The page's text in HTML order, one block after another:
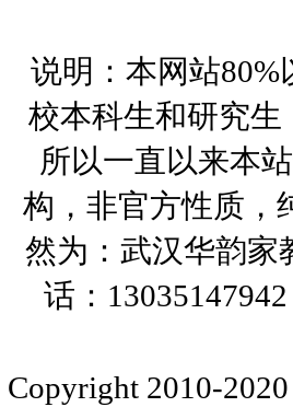
说明：本网站
校本科生和研究
所以一直以来本
构，非官方性质，
然为：武汉华韵
话：
Copyright 2010-2020